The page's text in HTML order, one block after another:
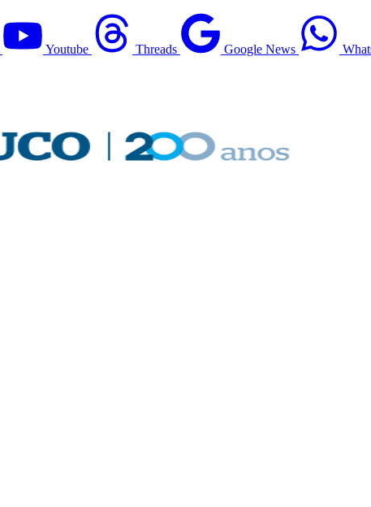
Youtube Threads Google News